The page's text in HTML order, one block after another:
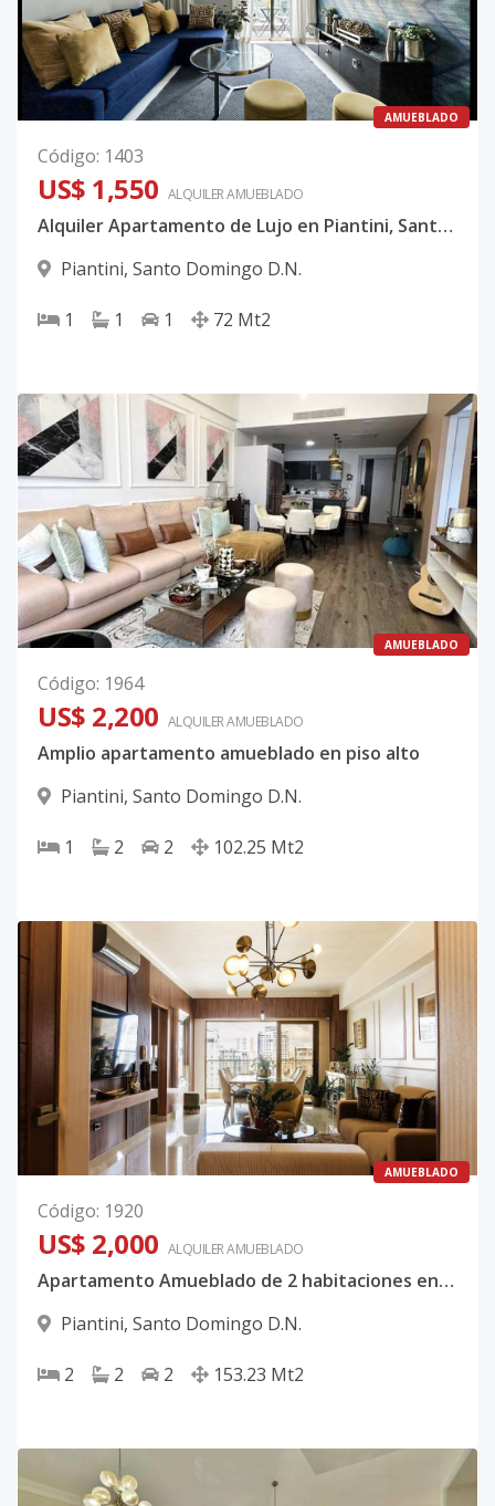
AMUEBLADO
Código: 1403
US$ 1,550 ALQUILERAMUEBLADO
Alquiler Apartamento de Lujo en Piantini, Santo Domingo: 1 Habitación, 1.5 Baños, con Amenidades Exclusivas
Piantini, Santo Domingo D.N.
1 1 1 72 Mt2
AMUEBLADO
Código: 1964
US$ 2,200 ALQUILERAMUEBLADO
Amplio apartamento amueblado en piso alto
Piantini, Santo Domingo D.N.
1 2 2 102.25 Mt2
AMUEBLADO
Código: 1920
US$ 2,000 ALQUILERAMUEBLADO
Apartamento Amueblado de 2 habitaciones en lo mejor de Piantini
Piantini, Santo Domingo D.N.
2 2 2 153.23 Mt2